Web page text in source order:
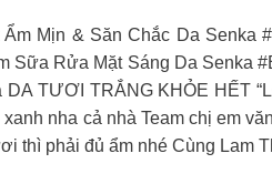
Mịn & Săn Chắc Da Senka
Rửa Mặt Sáng Da Senka
TƯƠI TRẮNG KHỎE HẾT
nha cả nhà Team chị em
thì phải đủ ẩm nhé Cùng Lam